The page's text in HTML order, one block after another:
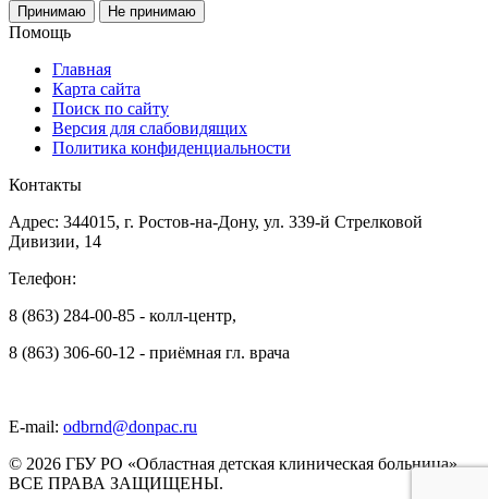
Принимаю Не принимаю
Помощь
Главная
Карта сайта
Поиск по сайту
Версия для слабовидящих
Политика конфиденциальности
Контакты
Адрес: 344015, г. Ростов-на-Дону, ул. 339-й Стрелковой
Дивизии, 14
Телефон:
8 (863) 284-00-85 - колл-центр,
8 (863) 306-60-12 - приёмная гл. врача
E-mail: odbrnd@donpac.ru
© 2026 ГБУ РО «Областная детская клиническая больница».
ВСЕ ПРАВА ЗАЩИЩЕНЫ.